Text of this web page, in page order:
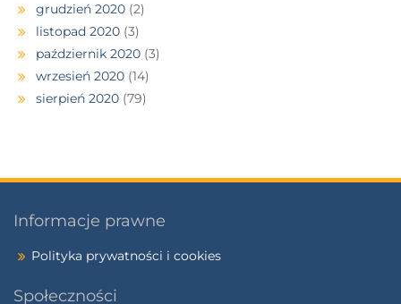
grudzień 2020 (2)
listopad 2020 (3)
październik 2020 (3)
wrzesień 2020 (14)
sierpień 2020 (79)
Informacje prawne
Polityka prywatności i cookies
Społeczności